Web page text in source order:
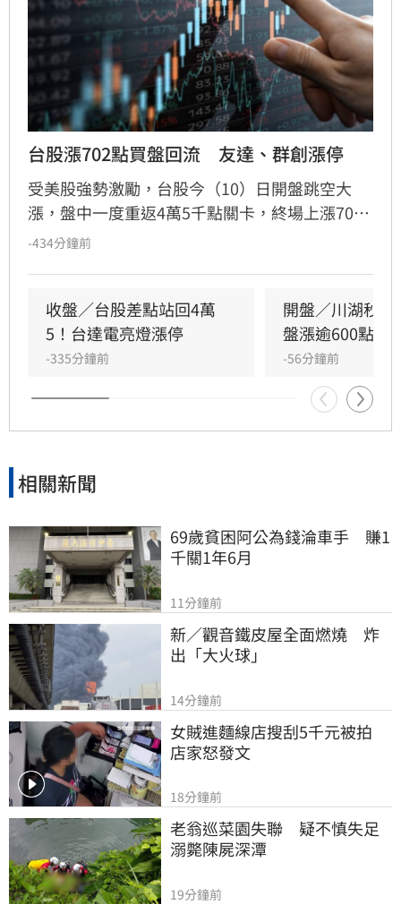
台股漲702點買盤回流　友達、群創漲停
受美股強勢激勵，台股今（10）日開盤跳空大
漲，盤中一度重返4萬5千點關卡，終場上漲702
點，收在44,928點，成交值達8,473億元。市場
人分析，盤面低檔承接力道具韌性，後續若成交
量能持穩，仍有挑戰前波高點機會。然短線須留
意國際通膨數據、貨幣政策不確定性，以及指數
快速反彈後的獲利了結賣壓。提醒投資人，國際
市場受中東局勢與美國就業數據影響波動，投資
決策應審慎評估市場風險，並留意各類題材後續
-434分鐘前
收盤／台股差點站回4萬
5！台達電亮燈漲停
-335分鐘前
開盤／川湖秒
盤漲逾600點
-56分鐘前
相關新聞
69歲貧困阿公為錢淪車手　賺1
千關1年6月
11分鐘前
新／觀音鐵皮屋全面燃燒　炸
出「大火球」
14分鐘前
女賊進麵線店搜刮5千元被拍
店家怒發文
18分鐘前
老翁巡菜園失聯　疑不慎失足
溺斃陳屍深潭
19分鐘前